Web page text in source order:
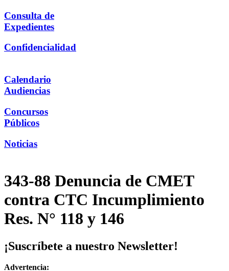
Consulta de
Expedientes
Confidencialidad
Calendario
Audiencias
Concursos
Públicos
Noticias
343-88 Denuncia de CMET
contra CTC Incumplimiento
Res. N° 118 y 146
¡Suscríbete a nuestro Newsletter!
Advertencia: